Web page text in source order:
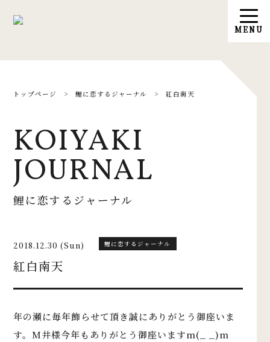
トップページ >鯉に恋するジャーナル >紅白南天
KOIYAKI
JOURNAL
鯉に恋するジャーナル
2018.12.30 (Sun) 鯉に恋するジャーナル
紅白南天
年の瀬に毎年飾らせて頂き誠にありがとう御座いま
す。M井様今年もありがとう御座いますm(_ _)m